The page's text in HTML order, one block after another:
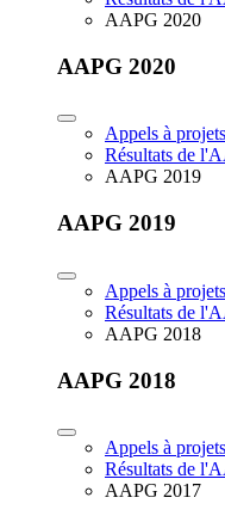
AAPG 2020
AAPG 2020
Appels à projets
Résultats de
AAPG 2019
AAPG 2019
Appels à projets
Résultats de
AAPG 2018
AAPG 2018
Appels à projets
Résultats de
AAPG 2017